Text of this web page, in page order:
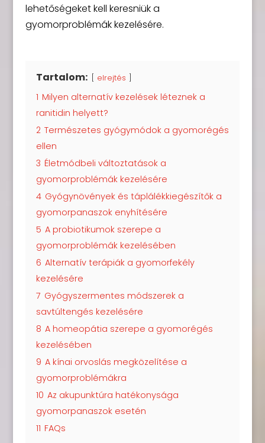
lehetőségeket kell keresniük a
gyomorproblémák kezelésére.
Tartalom: elrejtés
1 Milyen alternatív kezelések léteznek a
ranitidin helyett?
2 Természetes gyógymódok a gyomorégés
ellen
3 Életmódbeli változtatások a
gyomorproblémák kezelésére
4 Gyógynövények és táplálékkiegészítők a
gyomorpanaszok enyhítésére
5 A probiotikumok szerepe a
gyomorproblémák kezelésében
6 Alternatív terápiák a gyomorfekély
kezelésére
7 Gyógyszermentes módszerek a
savtúltengés kezelésére
8 A homeopátia szerepe a gyomorégés
kezelésében
9 A kínai orvoslás megközelítése a
gyomorproblémákra
10 Az akupunktúra hatékonysága
gyomorpanaszok esetén
11 FAQs